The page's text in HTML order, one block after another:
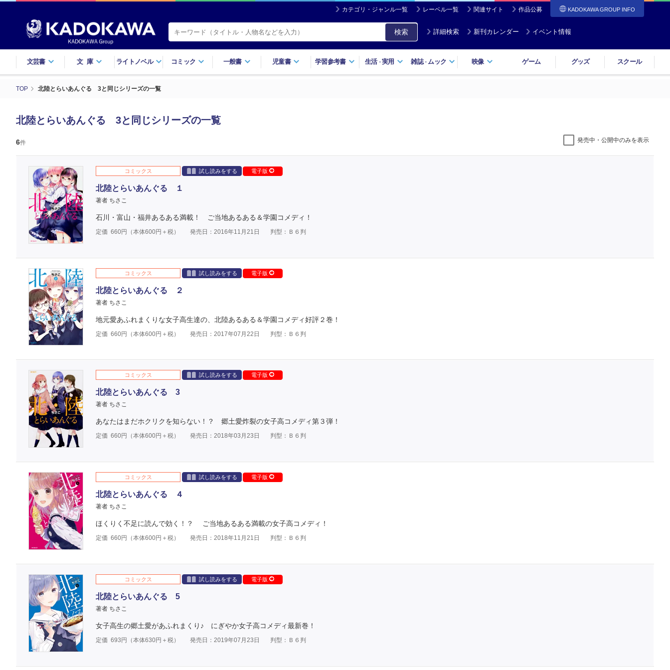
カテゴリ・ジャンル一覧 レーベル一覧 関連サイト 作品公募 KADOKAWA GROUP INFO
検索 詳細検索 新刊カレンダー イベント情報
文芸書 文庫 ライトノベル コミック 一般書 児童書 学習参考書 生活・実用 雑誌・ ムック 映像 ゲーム グッズ スクール
TOP 北陸とらいあんぐる 3と同じシリーズの一覧
北陸とらいあんぐる 3と同じシリーズの一覧
6件 発売中・公開中のみを表示
コミックス 試し読みをする 電子版
北陸とらいあんぐる １
著者 ちさこ
石川・富山・福井あるある満載！ ご当地あるある＆学園コメディ！
定価 660円（本体600円＋税） 発売日：2016年11月21日 判型：Ｂ６判
コミックス 試し読みをする 電子版
北陸とらいあんぐる ２
著者 ちさこ
地元愛あふれまくりな女子高生達の、北陸あるある＆学園コメディ好評２巻！
定価 660円（本体600円＋税） 発売日：2017年07月22日 判型：Ｂ６判
コミックス 試し読みをする 電子版
北陸とらいあんぐる 3
著者 ちさこ
あなたはまだホクリクを知らない！？ 郷土愛炸裂の女子高コメディ第３弾！
定価 660円（本体600円＋税） 発売日：2018年03月23日 判型：Ｂ６判
コミックス 試し読みをする 電子版
北陸とらいあんぐる ４
著者 ちさこ
ほくりく不足に読んで効く！？ ご当地あるある満載の女子高コメディ！
定価 660円（本体600円＋税） 発売日：2018年11月21日 判型：Ｂ６判
コミックス 試し読みをする 電子版
北陸とらいあんぐる 5
著者 ちさこ
女子高生の郷土愛があふれまくり♪ にぎやか女子高コメディ最新巻！
定価 693 円（本体630円＋税） 発売日：2019年07月23日 判型：Ｂ６判